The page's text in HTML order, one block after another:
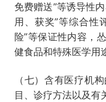
免费赠送”等诱导性
用、获奖”等综合性
险”等保证性内容，
健食品和特殊医学用
（七）含有医疗机
目、诊疗方法以及有